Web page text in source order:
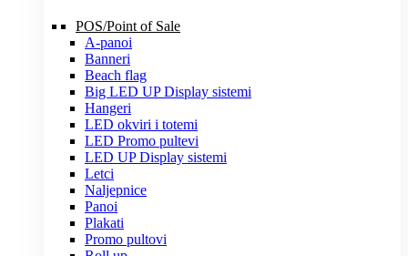
POS/Point of Sale
A-panoi
Banneri
Beach flag
Big LED UP Display sistemi
Hangeri
LED okviri i totemi
LED Promo pultevi
LED UP Display sistemi
Letci
Naljepnice
Panoi
Plakati
Promo pultovi